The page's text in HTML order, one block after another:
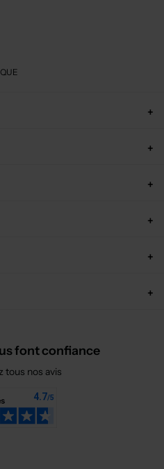
font confiance
tous nos avis